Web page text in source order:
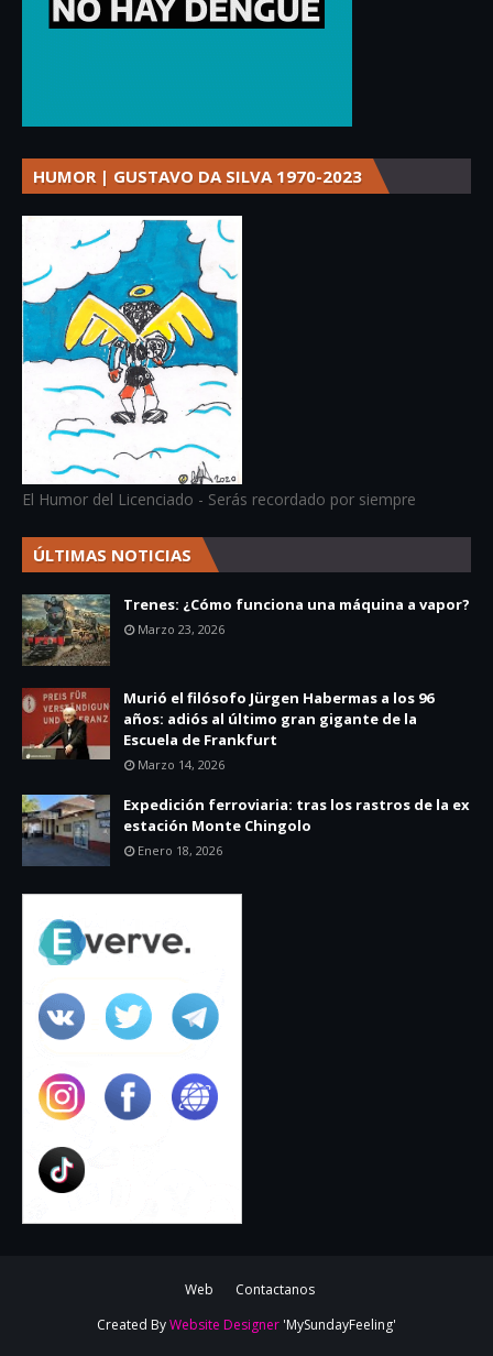
HUMOR | GUSTAVO DA SILVA 1970-2023
El Humor del Licenciado - Serás recordado por siempre
ÚLTIMAS NOTICIAS
Trenes: ¿Cómo funciona una máquina a vapor?
Marzo 23, 2026
Murió el filósofo Jürgen Habermas a los 96
años: adiós al último gran gigante de la
Escuela de Frankfurt
Marzo 14, 2026
Expedición ferroviaria: tras los rastros de la ex
estación Monte Chingolo
Enero 18, 2026
Web
Contactanos
Created ByWebsite Designer 'MySundayFeeling'